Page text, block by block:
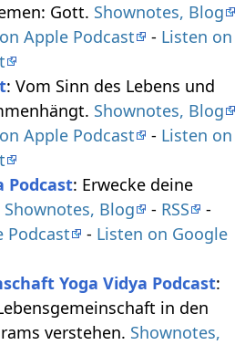
Gott. Shownotes, Blog
Apple Podcast - Listen on
: Vom Sinn des Lebens und
Shownotes, Blog
Apple Podcast - Listen on
Podcast: Erwecke deine
Shownotes, Blog - RSS
-
Podcast
- Listen on Google
Yoga Vidya Podcast:
in den
verstehen. Shownotes,